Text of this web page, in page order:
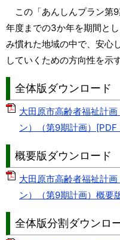
この「あんしんプラン第
年度までの3か年を期間と
み慣れた地域の中で、安心
していくための方向性を示
全体版ダウンロード
大田原市高齢者福祉計
ン）（第9期計画）
概要版ダウンロード
大田原市高齢者福祉計
ン）（第9期計画）概要
全体版分割ダウンロ